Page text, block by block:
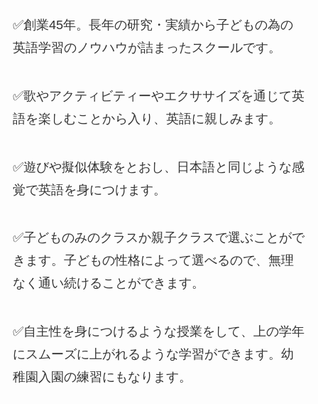
✅創業45年。 長年の研究・実績から子どもの為の
英語学習のノウハウが詰まった スクールです。
✅歌やアクティビティーやエクササイズを通じて英
語を楽しむことから入り、英語に親しみます。
✅遊びや擬似体験をとおし、
日本語と同じような感
覚で英語を身につけます。
✅子どものみのクラスか親子クラスで選ぶことがで
きます。子どもの性格によって選べるので、 無理
なく通い続けることができます。
✅自主性を身につけるような授業をして、上の学年
にスムーズに上がれるような学習ができます。 幼
稚園入園の練習にもなります。